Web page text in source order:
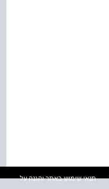
תנאי שימוש באתר והגנה על